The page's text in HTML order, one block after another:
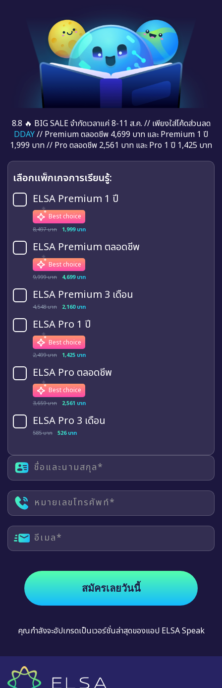
8.8 🔥 BIG SALE จำกัดเวลาแค่ 8-11 ส.ค. // เพียงใส่โค้ดส่วนลด
DDAY// Premium ตลอดชีพ 4,699 บาท และ Premium 1 ปี
1,999 บาท // Pro ตลอดชีพ 2,561 บาท และ Pro 1 ปี 1,425 บาท
เลือกแพ็กเกจการเรียนรู้:
ELSA Premium 1 ปี
Best choice
8,497 บาท 1,999 บาท
ELSA Premium ตลอดชีพ
Best choice
9,999 บาท 4,699 บาท
ELSA Premium 3 เดือน
4,548 บาท 2,160 บาท
ELSA Pro 1 ปี
Best choice
2,499 บาท 1,425 บาท
ELSA Pro ตลอดชีพ
Best choice
3,659 บาท 2,561 บาท
ELSA Pro 3 เดือน
585 บาท 526 บาท
ชื่อและนามสกุล*
หมายเลขโทรศัพท์*
อีเมล*
สมัครเลยวันนี้
คุณกำลังจะอัปเกรดเป็นเวอร์ชั่นล่าสุดของแอป ELSA Speak